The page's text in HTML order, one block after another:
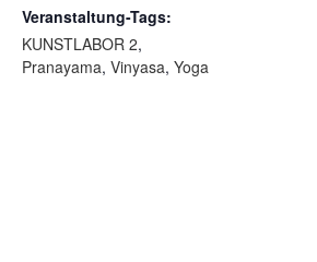
Veranstaltung-Tags:
KUNSTLABOR 2,
Pranayama, Vinyasa, Yoga